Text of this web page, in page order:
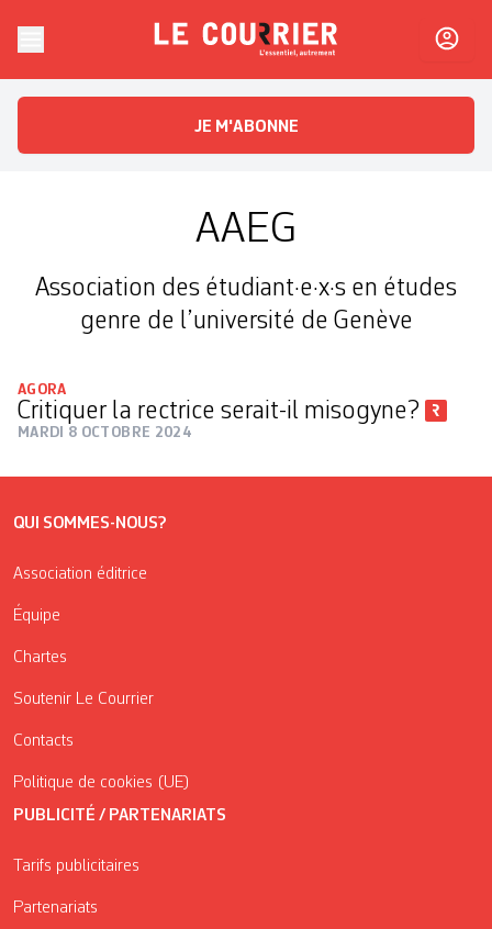
Le CourrierL'essentiel, autrement
JE M'ABONNE
AAEG
Association des étudiant·e·x·s en études
genre de l’université de Genève
AGORA
Critiquer la rectrice serait-il misogyne?
MARDI 8 OCTOBRE 2024
QUI SOMMES-NOUS?
Association éditrice
Équipe
Chartes
Soutenir Le Courrier
Contacts
Politique de cookies (UE)
PUBLICITÉ / PARTENARIATS
Tarifs publicitaires
Partenariats